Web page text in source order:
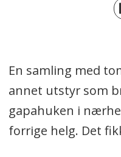
En samling med
annet utstyr som
gapahuken i
forrige helg. Det